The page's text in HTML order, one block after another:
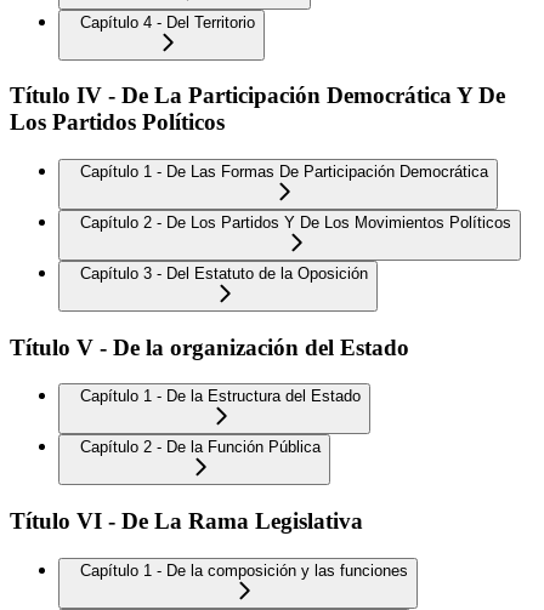
Capítulo 4 - Del Territorio
Título IV - De La Participación Democrática Y De
Los Partidos Políticos
Capítulo 1 - De Las Formas De Participación Democrática
Capítulo 2 - De Los Partidos Y De Los Movimientos Políticos
Capítulo 3 - Del Estatuto de la Oposición
Título V - De la organización del Estado
Capítulo 1 - De la Estructura del Estado
Capítulo 2 - De la Función Pública
Título VI - De La Rama Legislativa
Capítulo 1 - De la composición y las funciones